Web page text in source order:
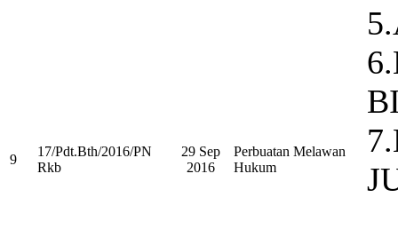
9
17/Pdt.Bth/2016/PN
Rkb
29 Sep
2016
Perbuatan Melawan
Hukum